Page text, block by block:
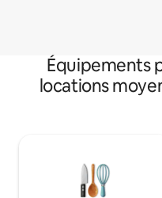
Équipements
locations